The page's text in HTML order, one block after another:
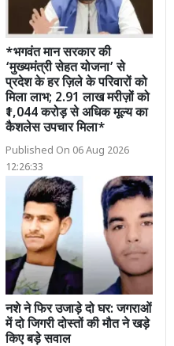
*भगवंत मान सरकार की
‘मुख्यमंत्री सेहत योजना’ से
प्रदेश के हर ज़िले के परिवारों को
मिला लाभ; 2.91 लाख मरीज़ों को
₹1,044 करोड़ से अधिक मूल्य का
कैशलेस उपचार मिला*
Published On 06 Aug 2026
12:26:33
नशे ने फिर उजाड़े दो घर: जगराओं
में दो जिगरी दोस्तों की मौत ने खड़े
किए बड़े सवाल